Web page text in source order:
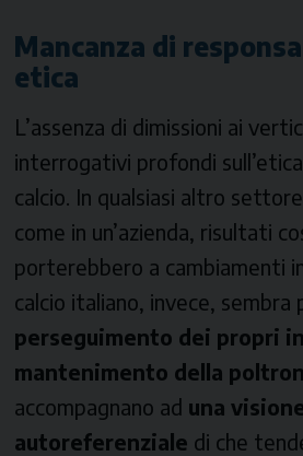
Mancanza di
etica
L’assenza di dimissioni ai
interrogativi profondi
calcio. In qualsiasi altro
come in un’azienda, risultati
porterebbero a cambiamenti
calcio italiano, invece, sembra
perseguimento dei propri
mantenimento della
accompagnano ad una
autoreferenziale di che